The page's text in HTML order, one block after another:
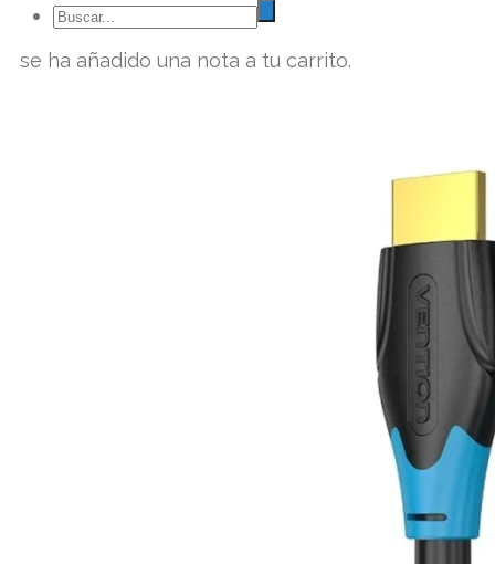
se ha añadido una nota a tu carrito.